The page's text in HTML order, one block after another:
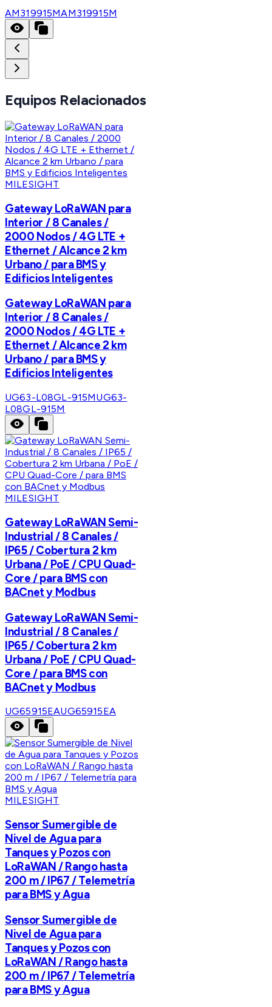
AM319915MAM319915M
Equipos Relacionados
MILESIGHT
Gateway LoRaWAN para
Interior / 8 Canales /
2000 Nodos / 4G LTE +
Ethernet / Alcance 2 km
Urbano / para BMS y
Edificios Inteligentes
Gateway LoRaWAN para
Interior / 8 Canales /
2000 Nodos / 4G LTE +
Ethernet / Alcance 2 km
Urbano / para BMS y
Edificios Inteligentes
UG63-L08GL-915MUG63-
L08GL-915M
MILESIGHT
Gateway LoRaWAN Semi-
Industrial / 8 Canales /
IP65 / Cobertura 2 km
Urbana / PoE / CPU Quad-
Core / para BMS con
BACnet y Modbus
Gateway LoRaWAN Semi-
Industrial / 8 Canales /
IP65 / Cobertura 2 km
Urbana / PoE / CPU Quad-
Core / para BMS con
BACnet y Modbus
UG65915EAUG65915EA
MILESIGHT
Sensor Sumergible de
Nivel de Agua para
Tanques y Pozos con
LoRaWAN / Rango hasta
200 m / IP67 / Telemetría
para BMS y Agua
Sensor Sumergible de
Nivel de Agua para
Tanques y Pozos con
LoRaWAN / Rango hasta
200 m / IP67 / Telemetría
para BMS y Agua